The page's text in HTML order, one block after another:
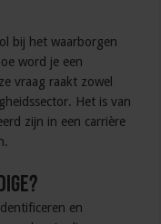
bij het waarborgen
word je een
vraag raakt zowel
Het is van
zijn in een carrière
en